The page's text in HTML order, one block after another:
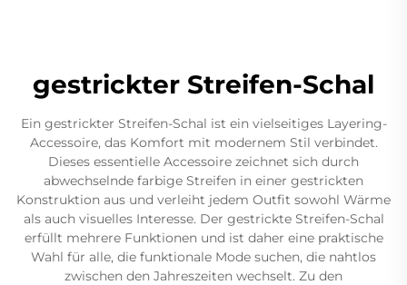
gestrickter Streifen-Schal
Ein gestrickter Streifen-Schal ist ein vielseitiges Layering-
Accessoire, das Komfort mit modernem Stil verbindet.
Dieses essentielle Accessoire zeichnet sich durch
abwechselnde farbige Streifen in einer gestrickten
Konstruktion aus und verleiht jedem Outfit sowohl Wärme
als auch visuelles Interesse. Der gestrickte Streifen-Schal
erfüllt mehrere Funktionen und ist daher eine praktische
Wahl für alle, die funktionale Mode suchen, die nahtlos
zwischen den Jahreszeiten wechselt. Zu den